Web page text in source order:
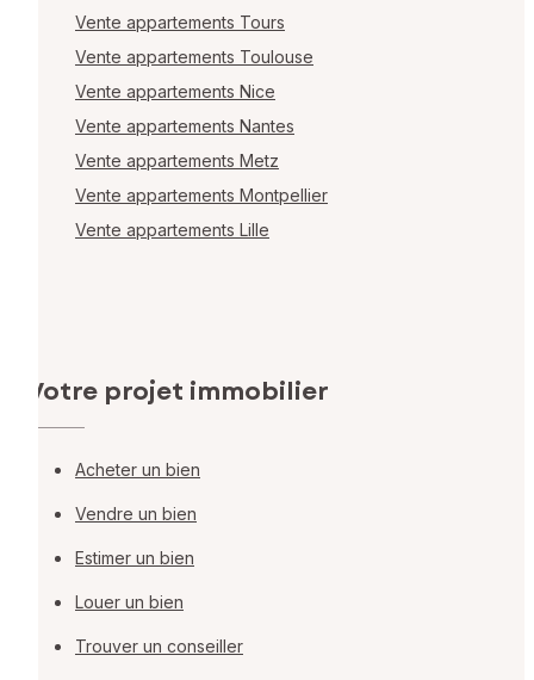
Vente appartements Tours
Vente appartements Toulouse
Vente appartements Nice
Vente appartements Nantes
Vente appartements Metz
Vente appartements Montpellier
Vente appartements Lille
Votre projet immobilier
Acheter un bien
Vendre un bien
Estimer un bien
Louer un bien
Trouver un conseiller